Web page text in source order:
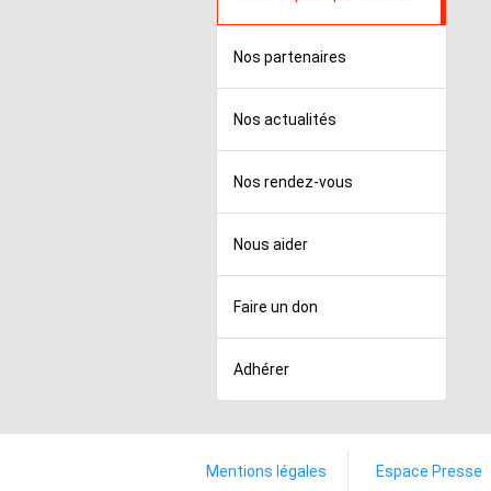
Nos partenaires
Nos actualités
Nos rendez-vous
Nous aider
Faire un don
Adhérer
Mentions légales Espace Presse